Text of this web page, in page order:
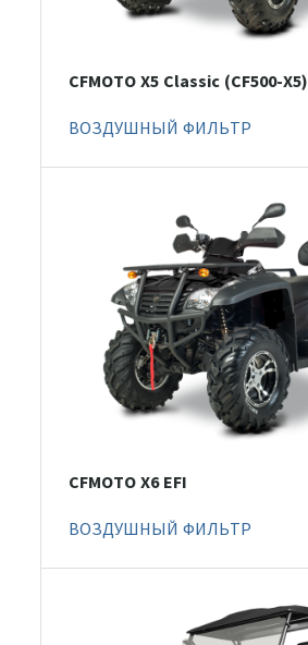
CFMOTO X5 Classic (CF500-X5)
ВОЗДУШНЫЙ ФИЛЬТР
CFMOTO X6 EFI
ВОЗДУШНЫЙ ФИЛЬТР